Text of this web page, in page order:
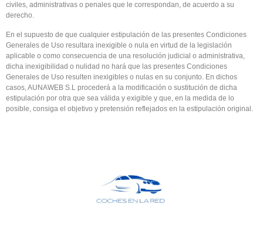
civiles, administrativas o penales que le correspondan, de acuerdo a su
derecho.
En el supuesto de que cualquier estipulación de las presentes Condiciones
Generales de Uso resultara inexigible o nula en virtud de la legislación
aplicable o como consecuencia de una resolución judicial o administrativa,
dicha inexigibilidad o nulidad no hará que las presentes Condiciones
Generales de Uso resulten inexigibles o nulas en su conjunto. En dichos
casos, AUNAWEB S.L procederá a la modificación o sustitución de dicha
estipulación por otra que sea válida y exigible y que, en la medida de lo
posible, consiga el objetivo y pretensión reflejados en la estipulación original.